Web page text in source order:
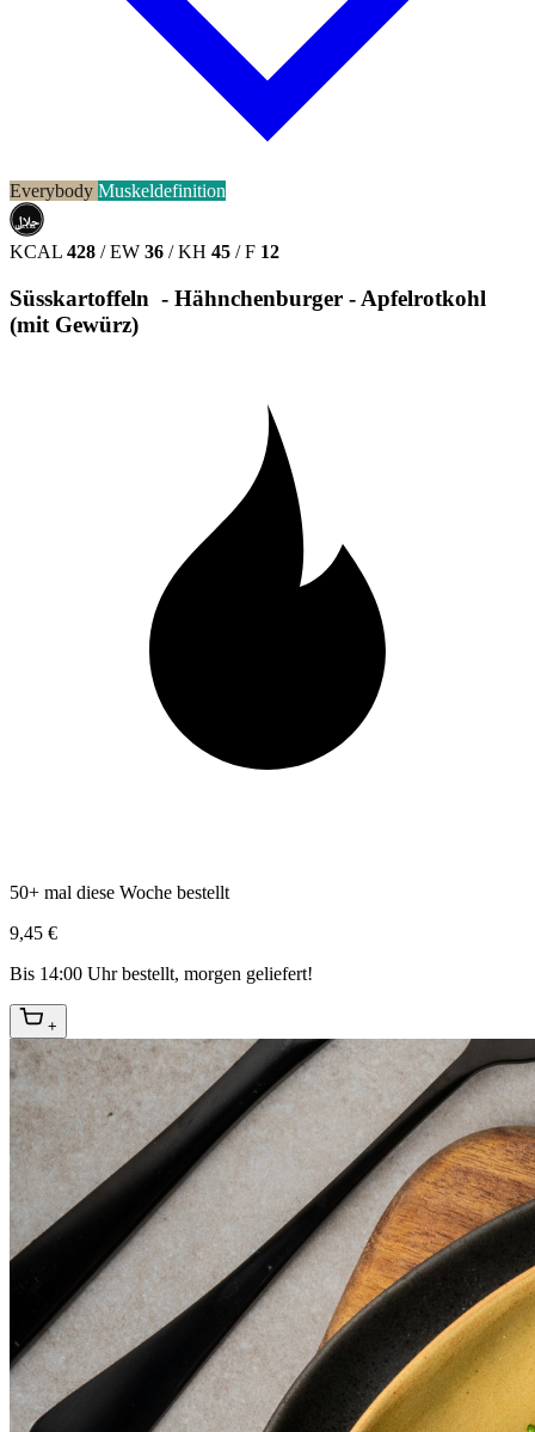
Everybody Muskeldefinition
حلال
HALAL
KCAL 428 / EW 36 / KH 45 / F 12
Süsskartoffeln - Hähnchenburger - Apfelrotkohl
(mit Gewürz)
50+ mal diese Woche bestellt
9,45 €
Bis 14:00 Uhr bestellt, morgen geliefert!
+